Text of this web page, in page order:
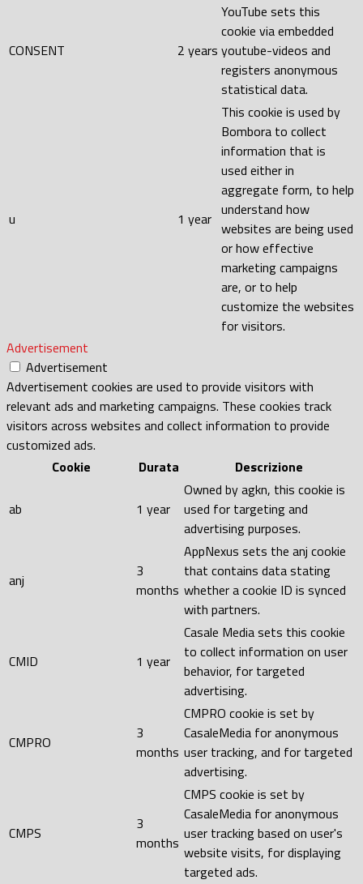
CONSENT 2 years
YouTube sets this
cookie via embedded
youtube-videos and
registers anonymous
statistical data.
u 1 year
This cookie is used by
Bombora to collect
information that is
used either in
aggregate form, to help
understand how
websites are being used
or how effective
marketing campaigns
are, or to help
customize the websites
for visitors.
Advertisement
Advertisement
Advertisement cookies are used to provide visitors with
relevant ads and marketing campaigns. These cookies track
visitors across websites and collect information to provide
customized ads.
Cookie
Durata Descrizione
ab 1 year
Owned by agkn, this cookie is
used for targeting and
advertising purposes.
anj
3
months
AppNexus sets the anj cookie
that contains data stating
whether a cookie ID is synced
with partners.
CMID 1 year
Casale Media sets this cookie
to collect information on user
behavior, for targeted
advertising.
CMPRO
3
months
CMPRO cookie is set by
CasaleMedia for anonymous
user tracking, and for targeted
advertising.
CMPS
3
months
CMPS cookie is set by
CasaleMedia for anonymous
user tracking based on user's
website visits, for displaying
targeted ads.